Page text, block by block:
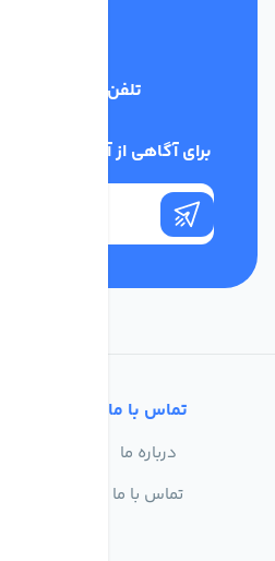
تلفن پشتیبانی
برای آگاهی از آخرین اخبار
تماس با ما
درباره ما
تماس با ما